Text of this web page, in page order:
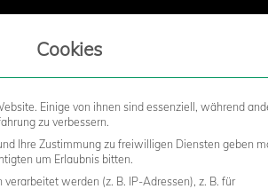
BUSINESS KIDS
Cookies
Einige von ihnen sind essenziell, während
zu verbessern.
Ihre Zustimmung zu freiwilligen Diensten geben
um Erlaubnis bitten.
werden (z. B. IP-Adressen), z. B. für